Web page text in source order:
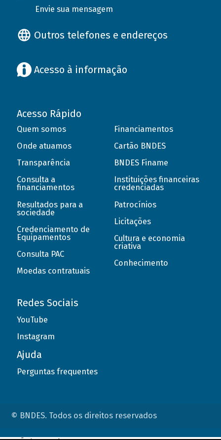
Envie sua mensagem
Outros telefones e endereços
Acesso à informação
Acesso Rápido
Quem somos
Onde atuamos
Transparência
Consulta a
financiamentos
Resultados para a
sociedade
Credenciamento de
Equipamentos
Consulta PAC
Moedas contratuais
Financiamentos
Cartão BNDES
BNDES Finame
Instituições financeiras
credenciadas
Patrocínios
Licitações
Cultura e economia
criativa
Conhecimento
Redes Sociais
YouTube
Instagram
Ajuda
Perguntas frequentes
© BNDES. Todos os direitos reservados